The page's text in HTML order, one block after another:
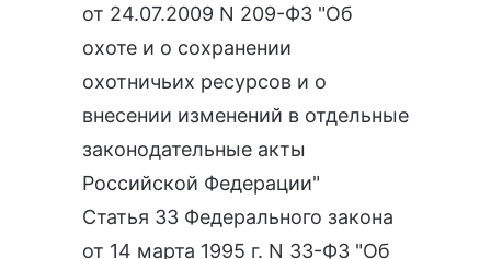
от 24.07.2009 N 209-ФЗ "Об
охоте и о сохранении
охотничьих ресурсов и о
внесении изменений в отдельные
законодательные акты
Российской Федерации"
Статья 33 Федерального закона
от 14 марта 1995 г. N 33-ФЗ "Об